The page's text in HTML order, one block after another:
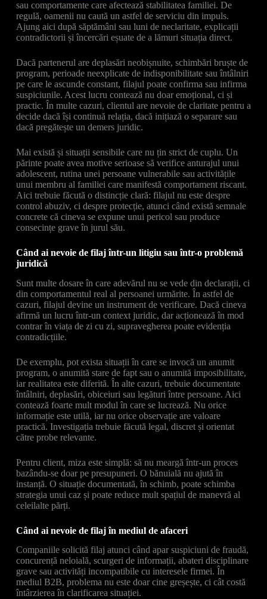
sau comportamente care afectează stabilitatea familiei. De
regulă, oamenii nu caută un astfel de serviciu din impuls.
Ajung aici după săptămâni sau luni de neclaritate, explicații
contradictorii și încercări eșuate de a lămuri situația direct.
Dacă partenerul are deplasări neobișnuite, schimbări bruște de
program, perioade neexplicate de indisponibilitate sau întâlniri
pe care le ascunde constant, filajul poate confirma sau infirma
suspiciunile. Acest lucru contează nu doar emoțional, ci și
practic. În multe cazuri, clientul are nevoie de claritate pentru a
decide dacă își continuă relația, dacă inițiază o separare sau
dacă pregătește un demers juridic.
Mai există și situații sensibile care nu țin strict de cuplu. Un
părinte poate avea motive serioase să verifice anturajul unui
adolescent, rutina unei persoane vulnerabile sau activitățile
unui membru al familiei care manifestă comportament riscant.
Aici trebuie făcută o distincție clară: filajul nu este despre
control abuziv, ci despre protecție, atunci când există semnale
concrete că cineva se expune unui pericol sau produce
consecințe grave în jurul său.
Când ai nevoie de filaj într-un litigiu sau într-o problemă
juridică
Sunt multe dosare în care adevărul nu se vede din declarații, ci
din comportamentul real al persoanei urmărite. În astfel de
cazuri, filajul devine un instrument de verificare. Dacă cineva
afirmă un lucru într-un context juridic, dar acționează în mod
contrar în viața de zi cu zi, supravegherea poate evidenția
contradicțiile.
De exemplu, pot exista situații în care se invocă un anumit
program, o anumită stare de fapt sau o anumită imposibilitate,
iar realitatea este diferită. În alte cazuri, trebuie documentate
întâlniri, deplasări, obiceiuri sau legături între persoane. Aici
contează foarte mult modul în care se lucrează. Nu orice
informație este utilă, iar nu orice observație are valoare
practică. Investigația trebuie făcută legal, discret și orientat
către probe relevante.
Pentru client, miza este simplă: să nu meargă într-un proces
bazându-se doar pe presupuneri. O bănuială nu ajută în
instanță. O situație documentată, în schimb, poate schimba
strategia unui caz și poate reduce mult spațiul de manevră al
celeilalte părți.
Când ai nevoie de filaj în mediul de afaceri
Companiile solicită filaj atunci când apar suspiciuni de fraudă,
concurență neloială, scurgeri de informații, abateri disciplinare
grave sau activități incompatibile cu interesele firmei. În
mediul B2B, problema nu este doar cine greșește, ci cât costă
întârzierea în clarificarea situației.